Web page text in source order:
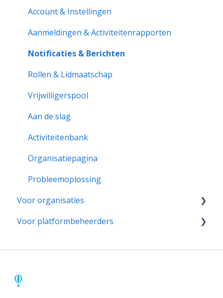
Account & Instellingen
Aanmeldingen & Activiteitenrapporten
Notificaties & Berichten
Rollen & Lidmaatschap
Vrijwilligerspool
Aan de slag
Activiteitenbank
Organisatiepagina
Probleemoplossing
Voor organisaties
Aan de slag
Voor platformbeheerders